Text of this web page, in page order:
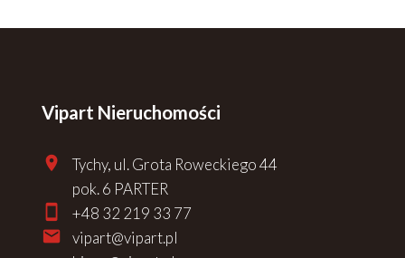
Vipart Nieruchomości
Tychy, ul. Grota Roweckiego 44
pok. 6 PARTER
+48 32 219 33 77
vipart@vipart.pl